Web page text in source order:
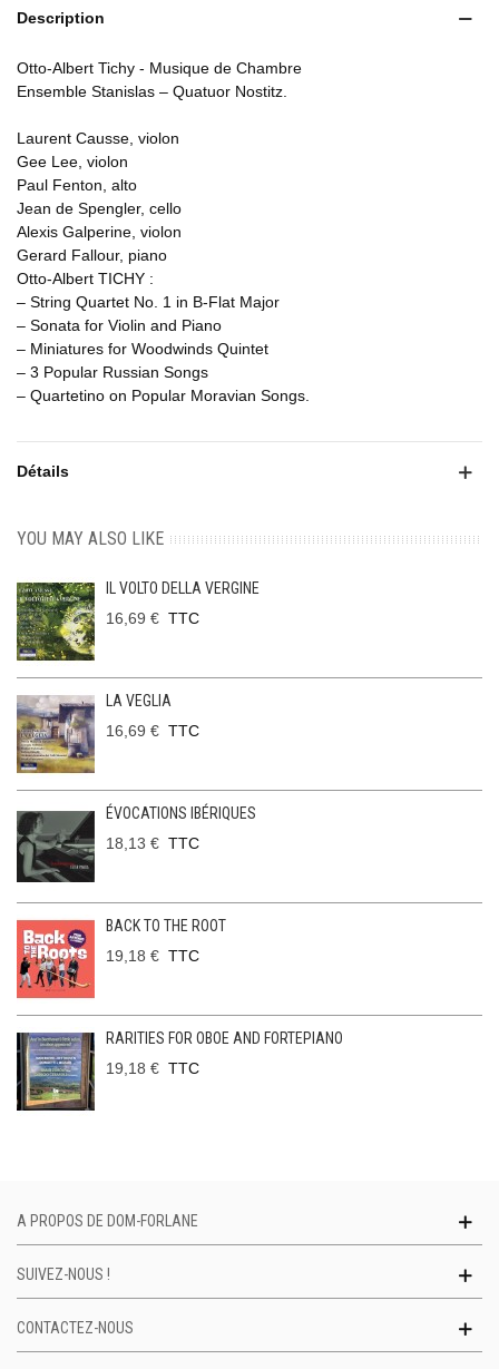
Description
Otto-Albert Tichy - Musique de Chambre
Ensemble Stanislas – Quatuor Nostitz.
Laurent Causse, violon
Gee Lee, violon
Paul Fenton, alto
Jean de Spengler, cello
Alexis Galperine, violon
Gerard Fallour, piano
Otto-Albert TICHY :
– String Quartet No. 1 in B-Flat Major
– Sonata for Violin and Piano
– Miniatures for Woodwinds Quintet
– 3 Popular Russian Songs
– Quartetino on Popular Moravian Songs.
Détails
YOU MAY ALSO LIKE
IL VOLTO DELLA VERGINE
16,69 € TTC
LA VEGLIA
16,69 € TTC
ÉVOCATIONS IBÉRIQUES
18,13 € TTC
BACK TO THE ROOT
19,18 € TTC
RARITIES FOR OBOE AND FORTEPIANO
19,18 € TTC
A PROPOS DE DOM-FORLANE
SUIVEZ-NOUS !
CONTACTEZ-NOUS